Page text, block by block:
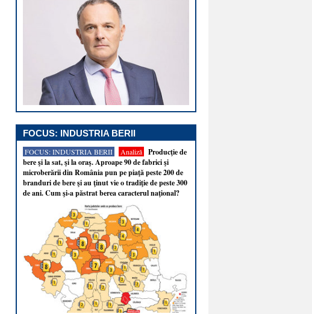
FOCUS: INDUSTRIA BERII
FOCUS: INDUSTRIA BERII Analiză
Producţie de
bere şi la sat, şi la oraş. Aproape 90 de fabrici şi
microberării din România pun pe piaţă peste 200 de
branduri de bere şi au ţinut vie o tradiţie de peste 300
de ani. Cum şi-a păstrat berea caracterul naţional?